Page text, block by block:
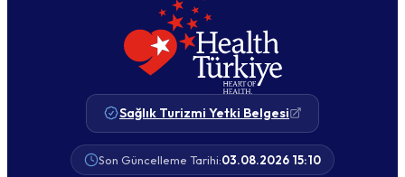
Sağlık Turizmi Yetki Belgesi
Son Güncelleme Tarihi:03.08.2026 15:10